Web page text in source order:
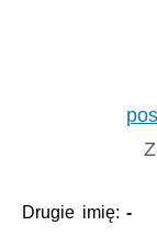
Drugie imię:-